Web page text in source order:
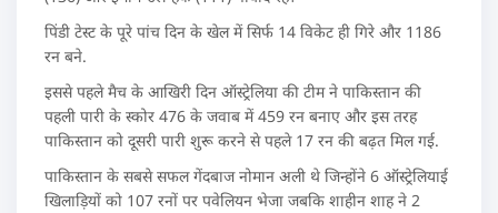
पिंडी टेस्ट के पूरे पांच दिन के खेल में सिर्फ 14 विकेट ही गिरे और 1186
रन बने.
इससे पहले मैच के आखिरी दिन ऑस्ट्रेलिया की टीम ने पाकिस्तान की
पहली पारी के स्कोर 476 के जवाब में 459 रन बनाए और इस तरह
पाकिस्तान को दूसरी पारी शुरू करने से पहले 17 रन की बढ़त मिल गई.
पाकिस्तान के सबसे सफल गेंदबाज नोमान अली थे जिन्होंने 6 ऑस्ट्रेलियाई
खिलाड़ियों को 107 रनों पर पवेलियन भेजा जबकि शाहीन शाह ने 2